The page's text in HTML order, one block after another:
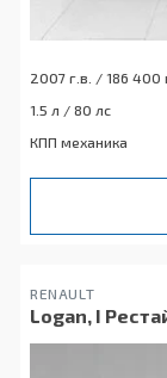
2007 г.в. / 186 400
1.5 л / 80 лс
КПП механика
RENAULT
Logan, I